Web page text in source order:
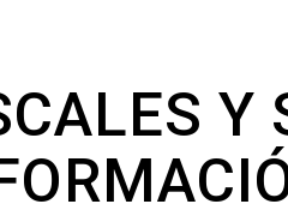
Y